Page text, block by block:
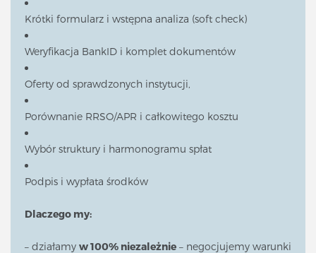
Krótki formularz i wstępna analiza (soft check)
Weryfikacja BankID i komplet dokumentów
Oferty od sprawdzonych instytucji,
Porównanie RRSO/APR i całkowitego kosztu
Wybór struktury i harmonogramu spłat
Podpis i wypłata środków
Dlaczego my:
– działamy w 100% niezależnie – negocjujemy warunki